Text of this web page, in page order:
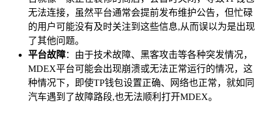
无法连接，虽然平台通常会提前发布维护公告，但忙碌
的用户可能没有及时关注到这些信息,从而误以为是出现
了其他问题。
平台故障：由于技术故障、黑客攻击等各种突发情况，
MDEX平台可能会出现崩溃或无法正常运行的情况，这
种情况下，即使TP钱包设置正确、网络也正常，就如同
汽车遇到了故障路段,也无法顺利打开MDEX。